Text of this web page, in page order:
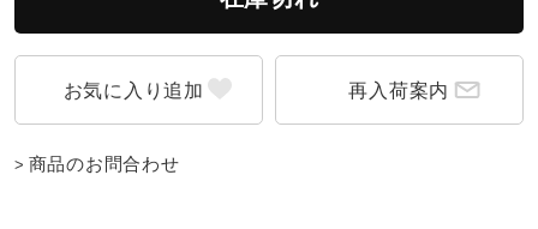
ライフスタイルグッズ
再入荷案内
商品のお問合わせ